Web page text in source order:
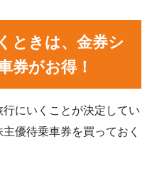
ときは、金券シ
券がお得！
にいくことが決定してい
優待乗車券を買っておく